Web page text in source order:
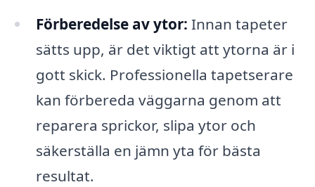
Förberedelse av ytor: Innan tapeter
sätts upp, är det viktigt att ytorna är i
gott skick. Professionella tapetserare
kan förbereda väggarna genom att
reparera sprickor, slipa ytor och
säkerställa en jämn yta för bästa
resultat.